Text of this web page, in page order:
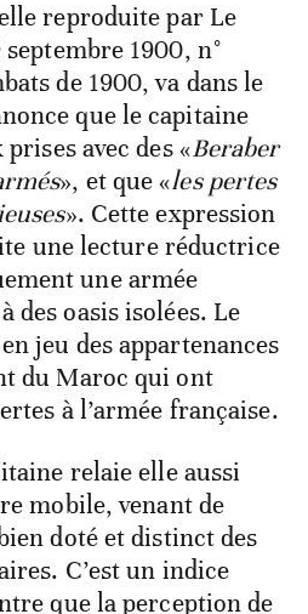
reproduite par Le
1900, n°
de 1900, va dans le
que le capitaine
avec des «Beraber
», et que «les pertes
». Cette expression
une lecture réductrice
une armée
des oasis isolées. Le
jeu des appartenances
du Maroc qui ont
à l’armée française.
relaie elle aussi
mobile, venant de
doté et distinct des
C’est un indice
que la perception de